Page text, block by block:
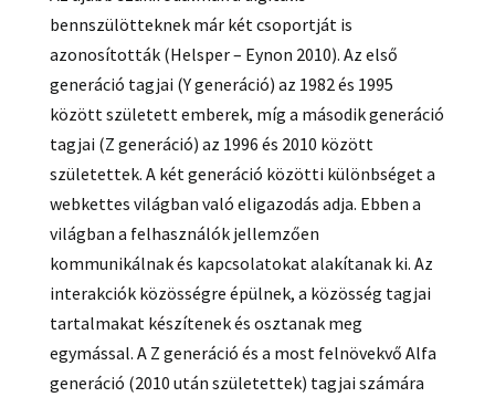
bennszülötteknek már két csoportját is
azonosították (Helsper – Eynon 2010). Az első
generáció tagjai (Y generáció) az 1982 és 1995
között született emberek, míg a második generáció
tagjai (Z generáció) az 1996 és 2010 között
születettek. A két generáció közötti különbséget a
webkettes világban való eligazodás adja. Ebben a
világban a felhasználók jellemzően
kommunikálnak és kapcsolatokat alakítanak ki. Az
interakciók közösségre épülnek, a közösség tagjai
tartalmakat készítenek és osztanak meg
egymással. A Z generáció és a most felnövekvő Alfa
generáció (2010 után születettek) tagjai számára